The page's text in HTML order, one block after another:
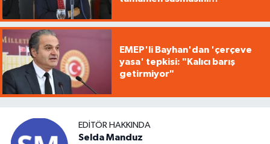
EMEP'li Bayhan'dan 'çerçeve
yasa' tepkisi: "Kalıcı barış
getirmiyor"
EDITÖR HAKKINDA
Selda Manduz